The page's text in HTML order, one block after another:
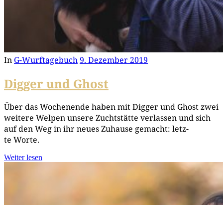
In G-Wurftagebuch9. Dezember 2019
Digger und Ghost
Über das Wochen­en­de haben mit Dig­ger und Ghost zwei
wei­te­re Wel­pen unse­re Zucht­stät­te ver­las­sen und sich
auf den Weg in ihr neu­es Zuhau­se gemacht: letz­
te Worte.
Weiter lesen